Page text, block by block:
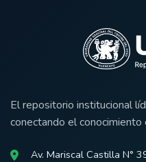
El repositorio institucional
conectando el conocimiento
Av. Mariscal Castilla N°